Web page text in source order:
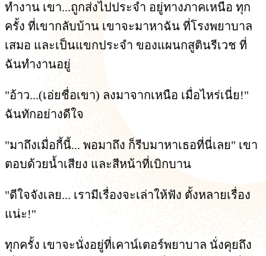
ทำงาน เขา...ถูกส่งไปประจำ อยู่ทางภาคเหนือ ทุก
ครั้ง ที่เขากลับบ้าน เขาจะมาหาฉัน ที่โรงพยาบาล
เสมอ และเป็นแขกประจำ ของแผนกสูตินรีเวช ที่
ฉันทำงานอยู่
"อ้าว...(เอ่ยชื่อเขา) ลงมาจากเหนือ เมื่อไหร่เนี่ย!"
ฉันทักอย่างดีใจ
"มาถึงเมื่อกี้นี้... พอมาถึง ก็รีบมาหาเธอที่นี่เลย" เขา
ตอบด้วยน้ำเสียง และสีหน้าที่เบิกบาน
"ดีใจจังเลย... เรามีเรื่องจะเล่าให้ฟัง ตั้งหลายเรื่อง
แน่ะ!"
ทุกครั้ง เขาจะนั่งอยู่ที่เคาน์เตอร์พยาบาล นั่งคุยถึง